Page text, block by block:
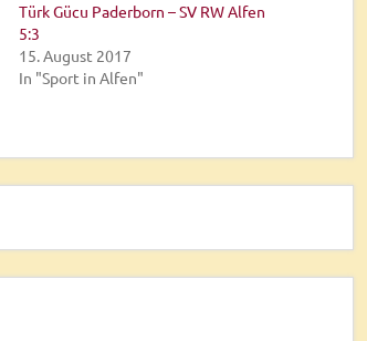
Türk Gücu Paderborn – SV RW Alfen
5:3
15. August 2017
In "Sport in Alfen"